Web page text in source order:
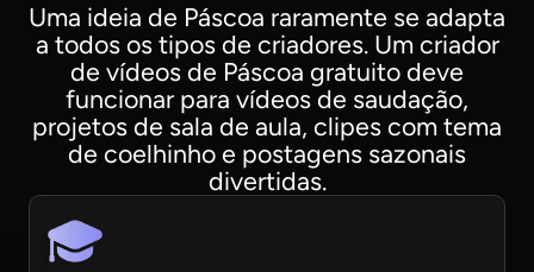
Uma ideia de Páscoa raramente se adapta
a todos os tipos de criadores. Um criador
de vídeos de Páscoa gratuito deve
funcionar para vídeos de saudação,
projetos de sala de aula, clipes com tema
de coelhinho e postagens sazonais
divertidas.